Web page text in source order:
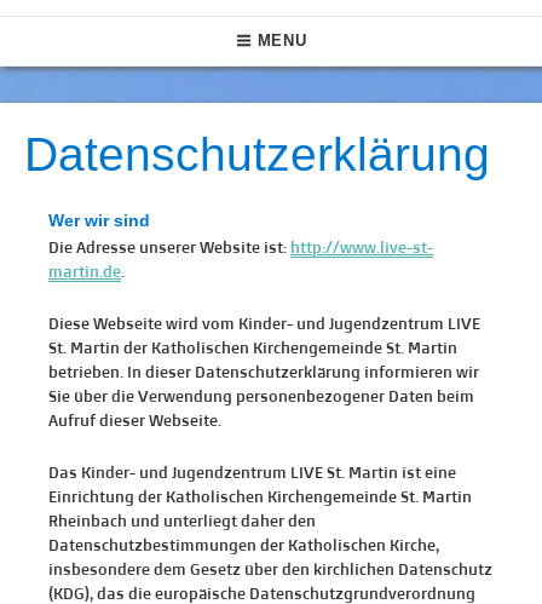
LIVE St. Martin
Das größte Jugendzentrum in Rheinbach
Navigation
MENU
Datenschutzerklärung
Wer wir sind
Die Adresse unserer Website ist: http://www.live-st-
martin.de
Diese Webseite wird vom Kinder- und Jugendzentrum LIVE
St. Martin der Katholischen Kirchengemeinde St. Martin
betrieben. In dieser Datenschutzerklärung informieren wir
Sie über die Verwendung personenbezogener Daten beim
Aufruf dieser Webseite.
Das Kinder- und Jugendzentrum LIVE St. Martin ist eine
Einrichtung der Katholischen Kirchengemeinde St. Martin
Rheinbach und unterliegt daher den
Datenschutzbestimmungen der Katholischen Kirche,
insbesondere dem Gesetz über den kirchlichen Datenschutz
(KDG), das die europäische Datenschutzgrundverordnung